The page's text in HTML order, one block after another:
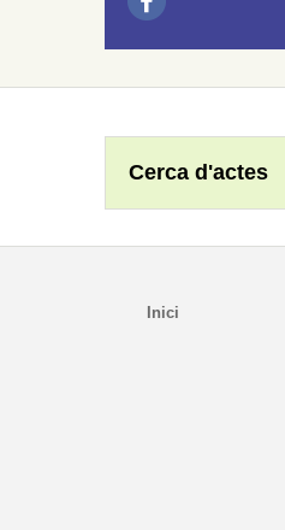
Cerca d'actes
Inici